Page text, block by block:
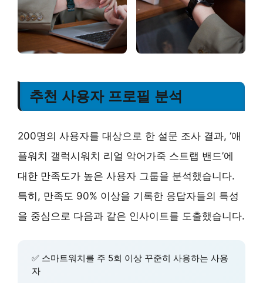
추천 사용자 프로필 분석
200명의 사용자를 대상으로 한 설문 조사 결과, ‘애
플워치 갤럭시워치 리얼 악어가죽 스트랩 밴드’에
대한 만족도가 높은 사용자 그룹을 분석했습니다.
특히, 만족도 90% 이상을 기록한 응답자들의 특성
을 중심으로 다음과 같은 인사이트를 도출했습니다.
✅ 스마트워치를 주 5회 이상 꾸준히 사용하는 사용
자